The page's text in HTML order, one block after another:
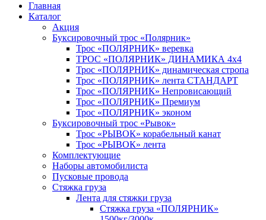
Главная
Каталог
Акция
Буксировочный трос «Полярник»
Трос «ПОЛЯРНИК» веревка
ТРОС «ПОЛЯРНИК» ДИНАМИКА 4х4
Трос «ПОЛЯРНИК» динамическая стропа
Трос «ПОЛЯРНИК» лента СТАНДАРТ
Трос «ПОЛЯРНИК» Непровисающий
Трос «ПОЛЯРНИК» Премиум
Трос «ПОЛЯРНИК» эконом
Буксировочный трос «Рывок»
Трос «РЫВОК» корабельный канат
Трос «РЫВОК» лента
Комплектующие
Наборы автомобилиста
Пусковые провода
Стяжка груза
Лента для стяжки груза
Стяжка груза «ПОЛЯРНИК»